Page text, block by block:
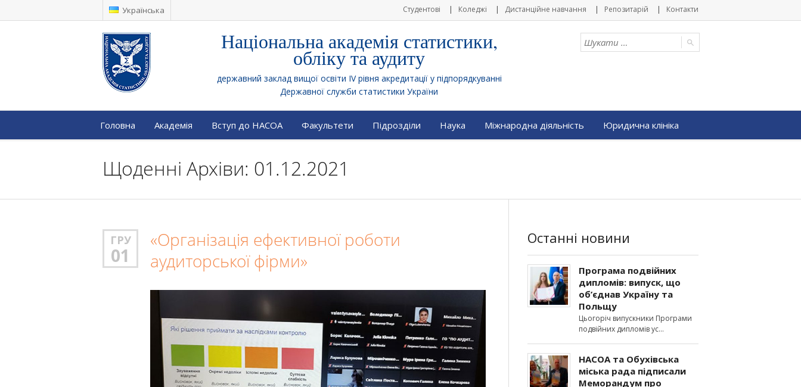
Українська Студентові Коледжі Дистанційне навчання Репозитарій Контакти
Національна академія статистики,
обліку та аудиту
державний заклад вищої освіти IV рівня акредитації у підпорядкуванні
Державної служби статистики України
Головна Академія Вступ до НАСОА Факультети Підрозділи Наука Міжнародна діяльність Юридична клініка
Щоденні Архіви: 01.12.2021
ГРУ
01
«Організація ефективної роботи
аудиторської фірми»
Останні новини
Програма подвійних
дипломів: випуск, що
об’єднав Україну та
Польщу
Цьогоріч випускники Програми
подвійних дипломів ус
НАСОА та Обухівська
міська рада підписали
Меморандум про